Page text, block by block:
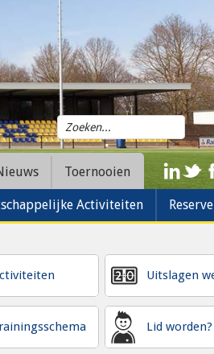
Activiteiten
Toernooien
Uitslagen
Lid worden?